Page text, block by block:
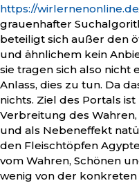
https://
grauenhafter
beteiligt sich außer den
und ähnlichem kein
sie tragen sich also nicht
Anlass, dies zu tun. Da
nichts. Ziel des Portals
Verbreitung des
und als Nebeneffekt
den Fleischtöpfen
vom Wahren, Schönen
wenig von der konkreten